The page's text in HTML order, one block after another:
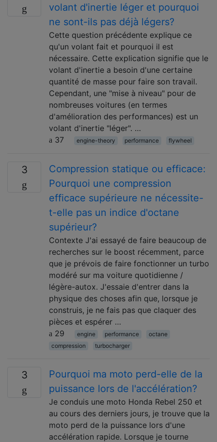
volant d'inertie léger et pourquoi
ne sont-ils pas déjà légers?
Cette question précédente explique ce
qu'un volant fait et pourquoi il est
nécessaire. Cette explication signifie que le
volant d'inertie a besoin d'une certaine
quantité de masse pour faire son travail.
Cependant, une "mise à niveau" pour de
nombreuses voitures (en termes
d'amélioration des performances) est un
volant d'inertie "léger". …
37
engine-theory performance flywheel
3
Compression statique ou efficace:
Pourquoi une compression
efficace supérieure ne nécessite-
t-elle pas un indice d'octane
supérieur?
Contexte J'ai essayé de faire beaucoup de
recherches sur le boost récemment, parce
que je prévois de faire fonctionner un turbo
modéré sur ma voiture quotidienne /
légère-autox. J'essaie d'entrer dans la
physique des choses afin que, lorsque je
construis, je ne fais pas que claquer des
pièces et espérer …
29
engine performance
octane
compression
turbocharger
3
Pourquoi ma moto perd-elle de la
puissance lors de l'accélération?
Je conduis une moto Honda Rebel 250 et
au cours des derniers jours, je trouve que la
moto perd de la puissance lors d'une
accélération rapide. Lorsque je tourne